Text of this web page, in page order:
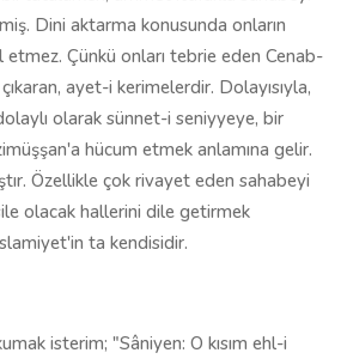
Dini aktarma konusunda onların
Çünkü onları tebrie eden Cenab-
ayet-i kerimelerdir. Dolayısıyla,
olarak sünnet-i seniyyeye, bir
hücum etmek anlamına gelir.
Özellikle çok rivayet eden sahabeyi
olacak hallerini dile getirmek
ta kendisidir.
isterim; "Sâniyen: O kısım ehl-i